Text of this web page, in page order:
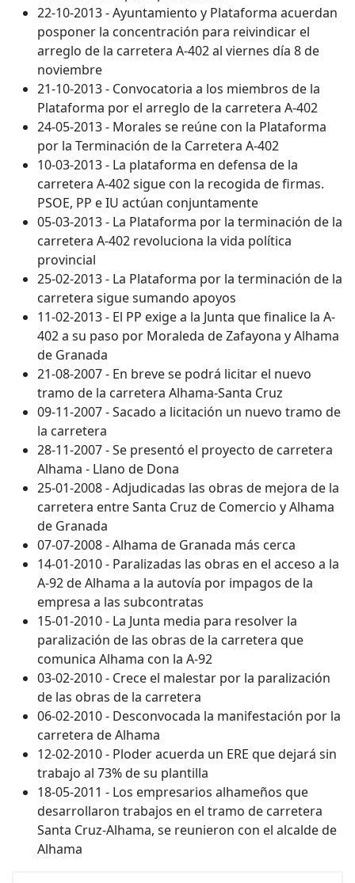
22-10-2013 - Ayuntamiento y Plataforma acuerdan
posponer la concentración para reivindicar el
arreglo de la carretera A-402 al viernes día 8 de
noviembre
21-10-2013 - Convocatoria a los miembros de la
Plataforma por el arreglo de la carretera A-402
24-05-2013 - Morales se reúne con la Plataforma
por la Terminación de la Carretera A-402
10-03-2013 - La plataforma en defensa de la
carretera A-402 sigue con la recogida de firmas.
PSOE, PP e IU actúan conjuntamente
05-03-2013 - La Plataforma por la terminación de la
carretera A-402 revoluciona la vida política
provincial
25-02-2013 - La Plataforma por la terminación de la
carretera sigue sumando apoyos
11-02-2013 - El PP exige a la Junta que finalice la A-
402 a su paso por Moraleda de Zafayona y Alhama
de Granada
21-08-2007 - En breve se podrá licitar el nuevo
tramo de la carretera Alhama-Santa Cruz
09-11-2007 - Sacado a licitación un nuevo tramo de
la carretera
28-11-2007 - Se presentó el proyecto de carretera
Alhama - Llano de Dona
25-01-2008 - Adjudicadas las obras de mejora de la
carretera entre Santa Cruz de Comercio y Alhama
de Granada
07-07-2008 - Alhama de Granada más cerca
14-01-2010 - Paralizadas las obras en el acceso a la
A-92 de Alhama a la autovía por impagos de la
empresa a las subcontratas
15-01-2010 - La Junta media para resolver la
paralización de las obras de la carretera que
comunica Alhama con la A-92
03-02-2010 - Crece el malestar por la paralización
de las obras de la carretera
06-02-2010 - Desconvocada la manifestación por la
carretera de Alhama
12-02-2010 - Ploder acuerda un ERE que dejará sin
trabajo al 73% de su plantilla
18-05-2011 - Los empresarios alhameños que
desarrollaron trabajos en el tramo de carretera
Santa Cruz-Alhama, se reunieron con el alcalde de
Alhama